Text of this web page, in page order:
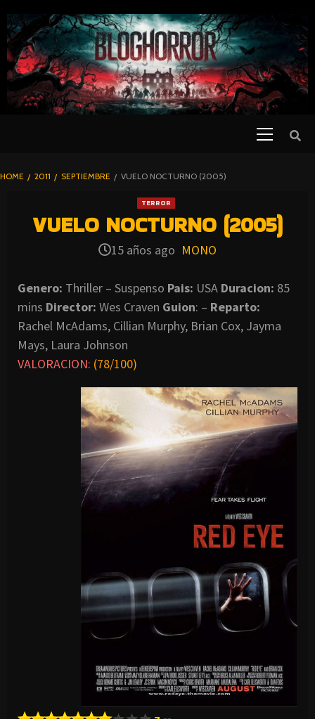
TO
CONTENT
BLOGHORROR
HOME 2011 SEPTIEMBRE VUELO NOCTURNO (2005)
TERROR
VUELO NOCTURNO (2005)
15 años ago MONO
Genero: Thriller – Suspenso Pais: USA Duracion: 85
mins Director: Wes Craven Guion: – Reparto:
Rachel McAdams, Cillian Murphy, Brian Cox, Jayma
Mays, Laura Johnson
VALORACION: (78/100)